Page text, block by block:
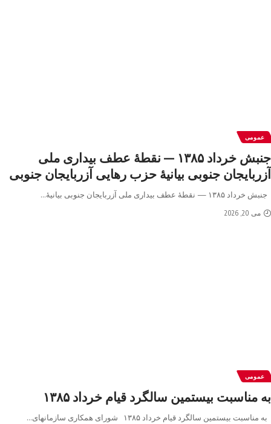
عمومی
جنبش خرداد ۱۳۸۵ — نقطهٔ عطف بیداری ملی
آزربایجان جنوبی بیانیهٔ حزب رهایی آزربایجان جنوبی
جنبش خرداد ۱۳۸۵ — نقطهٔ عطف بیداری ملی آزربایجان جنوبی بیانیهٔ …
می 20, 2026
عمومی
به مناسبت بیستمین سالگرد قیام خرداد ۱۳۸۵
به مناسبت بیستمین سالگرد قیام خرداد ۱۳۸۵ شورای همکاری سازمانهای …